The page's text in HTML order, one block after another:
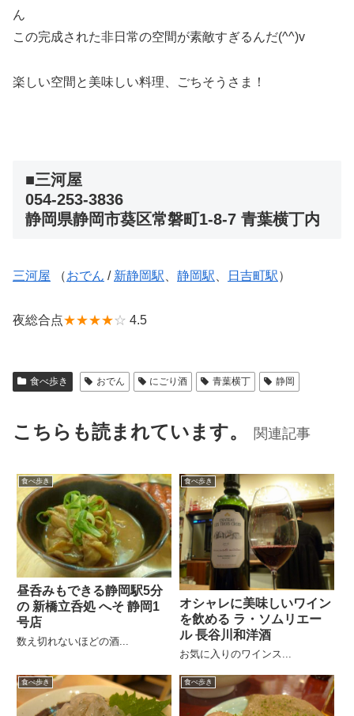
ん
この完成された非日常の空間が素敵すぎるんだ(^^)v
楽しい空間と美味しい料理、ごちそうさま！
■三河屋
054-253-3836
静岡県静岡市葵区常磐町1-8-7 青葉横丁内
三河屋 （おでん / 新静岡駅 静岡駅 日吉町駅）
夜総合点★★★★☆ 4.5
食べ歩き おでん にごり酒 青葉横丁 静岡
こちらも読まれています。 関連記事
食べ歩き
昼呑みもできる静岡駅5分
の 新橋立呑処 へそ 静岡1
号店
数え切れないほどの酒...
食べ歩き
オシャレに美味しいワイン
を飲める ラ・ソムリエー
ル 長谷川和洋酒
お気に入りのワインス...
食べ歩き 食べ歩き